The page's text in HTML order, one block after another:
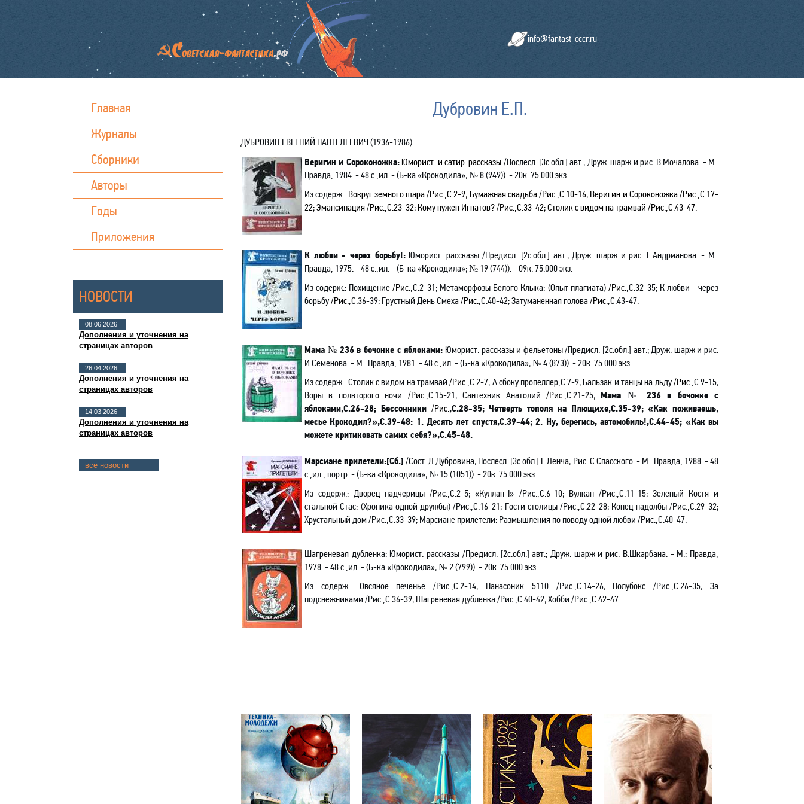
info@fantast-cccr.ru
Главная
Журналы
Сборники
Авторы
Годы
Приложения
НОВОСТИ
08.06.2026
Дополнения и уточнения на
страницах авторов
26.04.2026
Дополнения и уточнения на
страницах авторов
14.03.2026
Дополнения и уточнения на
страницах авторов
все новости
Дубровин Е.П.
ДУБРОВИН ЕВГЕНИЙ ПАНТЕЛЕЕВИЧ (1936-1986)
Веригин и Сороконожка:Юморист. и сатир. рассказы /Послесл. [3с.обл.] авт.; Друж. шарж и рис. В.Мочалова. - М.:
Правда, 1984. - 48 с.,ил. - (Б-ка «Крокодила»; № 8(949)). - 20к. 75.000 экз.
Из содерж.: Вокруг земного шара /Рис.,С.2-9; Бумажная свадьба /Рис.,С.10-16; Веригин и Сороконожка /Рис.,С.17-
22; Эмансипация /Рис.,С.23-32; Кому нужен Игнатов? /Рис.,С.33-42; Столик с видом на трамвай /Рис.,С.43-47.
К любви - через борьбу!:Юморист. рассказы/Предисл. [2с.обл.] авт.; Друж. шарж и рис. Г.Андрианова. - М.:
Правда, 1975. - 48 с.,ил. - (Б-ка «Крокодила»; № 19(744)). - 09к. 75.000 экз.
Из содерж.: Похищение/Рис.,С.2-31; Метаморфозы Белого Клыка: (Опыт плагиата) /Рис.,С.32-35; К любви - через
борьбу/Рис.,С.36-39; Грустный День Смеха /Рис.,С.40-42; Затуманенная голова /Рис.,С.43-47.
Мама № 236 в бочонке с яблоками: Юморист. рассказы и фельетоны /Предисл. [2с.обл.] авт.; Друж. шарж и рис.
И.Семенова. - М.: Правда, 1981. - 48 с.,ил. - (Б-ка «Крокодила»; № 4 (873)). - 20к. 75.000 экз.
Из содерж.: Столик с видом на трамвай/Рис.,С.2-7; А сбоку пропеллер,С.7-9; Бальзак и танцы на льду/Рис.,С.9-15;
Воры в полвторого ночи /Рис.,С.15-21; Сантехник Анатолий/Рис.,С.21-25; Мама № 236 в бочонке с
яблоками,С.26-28; Бессонники /Рис.,С.28-35; Четверть тополя на Плющихе,С.35-39; «Как поживаешь,
месье Крокодил?»,С.39-48: 1. Десять лет спустя,С.39-44; 2. Ну, берегись, автомобиль!,С.44-45; «Как вы
можете критиковать самих себя?»,С.45-48.
Марсиане прилетели:[Сб.] /Сост. Л.Дубровина; Послесл. [3с.обл.] Е.Ленча; Рис. С.Спасского. - М.: Правда, 1988. - 48
с.,ил., портр.- (Б-ка «Крокодила»; № 15 (1051)). - 20к. 75.000 экз.
Из содерж.: Дворец падчерицы /Рис.,С.2-5;«Куллан-I» /Рис.,С.6-10; Вулкан /Рис.,С.11-15; Зеленый Костя и
стальной Стас: (Хроника одной дружбы)/Рис.,С.16-21; Гости столицы /Рис.,С.22-28; Конец надолбы /Рис.,С.29-32;
Хрустальный дом /Рис.,С.33-39; Марсиане прилетели: Размышления по поводу одной любви /Рис.,С.40-47.
Шагреневая дубленка:Юморист. рассказы /Предисл. [2с.обл.] авт.;Друж. шарж и рис. В.Шкарбана. - М.: Правда,
1978. - 48 с.,ил. - (Б-ка «Крокодила»; № 2(799)). - 20к. 75.000 экз.
Из содерж.: Овсяное печенье /Рис.,С.2-14; Панасоник 5110 /Рис.,С.14-26; Полубокс /Рис.,С.26-35; За
подснежниками /Рис.,С.36-39; Шагреневая дубленка /Рис.,С.40-42; Хобби /Рис.,С.42-47.